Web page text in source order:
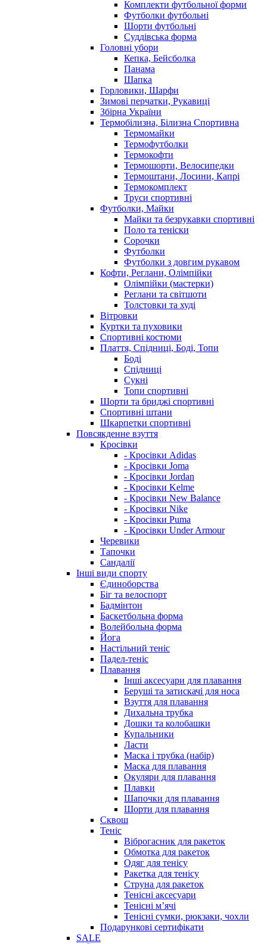
Комплекти футбольної форми
Футболки футбольні
Шорти футбольні
Суддівська форма
Головні убори
Кепка, Бейсболка
Панама
Шапка
Горловики, Шарфи
Зимові перчатки, Рукавиці
Збірна України
Термобілизна, Білизна Спортивна
Термомайки
Термофутболки
Термокофти
Термошорти, Велосипедки
Термоштани, Лосини, Капрі
Термокомплект
Труси спортивні
Футболки, Майки
Майки та безрукавки спортивні
Поло та теніски
Сорочки
Футболки
Футболки з довгим рукавом
Кофти, Реглани, Олімпійки
Олімпійки (мастерки)
Реглани та світшоти
Толстовки та худі
Вітровки
Куртки та пуховики
Спортивні костюми
Плаття, Спідниці, Боді, Топи
Боді
Спідниці
Сукні
Топи спортивні
Шорти та бриджі спортивні
Спортивні штани
Шкарпетки спортивні
Повсякденне взуття
Кросівки
- Кросівки Adidas
- Кросівки Joma
- Кросівки Jordan
- Кросівки Kelme
- Кросівки New Balance
- Кросівки Nike
- Кросівки Puma
- Кросівки Under Armour
Черевики
Тапочки
Сандалії
Інші види спорту
Єдиноборства
Біг та велоспорт
Бадмінтон
Баскетбольна форма
Волейбольна форма
Йога
Настільний теніс
Падел-теніс
Плавання
Інші аксесуари для плавання
Беруші та затискачі для носа
Взуття для плавання
Дихальна трубка
Дошки та колобашки
Купальники
Ласти
Маска і трубка (набір)
Маска для плавання
Окуляри для плавання
Плавки
Шапочки для плавання
Шорти для плавання
Сквош
Теніс
Віброгасник для ракеток
Обмотка для ракеток
Одяг для тенісу
Ракетка для тенісу
Струна для ракеток
Тенісні аксесуари
Тенісні мʼячі
Тенісні сумки, рюкзаки, чохли
Подарункові сертифікати
SALE